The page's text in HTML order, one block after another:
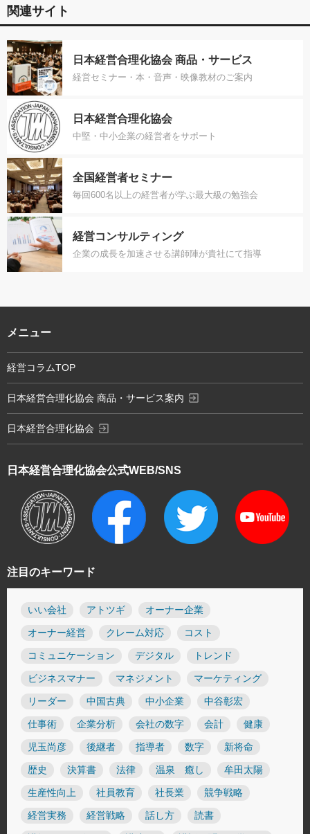
関連サイト
日本経営合理化協会 商品・サービス
経営セミナー・本・音声・映像教材のご案内
日本経営合理化協会
中堅・中小企業の経営者をサポート
全国経営者セミナー
毎回600名以上の経営者が学ぶ最大級の勉強会
経営コンサルティング
企業の成長を加速させる講師陣が貴社にて指導
注目のキーワード
いい会社 アトツギ オーナー企業
オーナー経営 クレーム対応 コスト
コミュニケーション デジタル トレンド
ビジネスマナー マネジメント マーケティング
リーダー 中国古典 中小企業 中谷彰宏
仕事術 企業分析 会社の数字 会計 健康
児玉尚彦 後継者 指導者 数字 新将命
歴史 決算書 法律 温泉 癒し 牟田太陽
生産性向上 社員教育 社長業 競争戦略
経営実務 経営戦略 話し方 読書
日本経営合理化協会公式WEB/SNS
メニュー
経営コラムTOP
日本経営合理化協会 商品・サービス案内 exit_to_app
日本経営合理化協会 exit_to_app